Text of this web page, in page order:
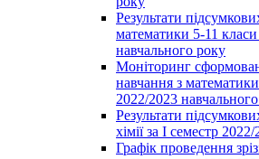
Результати
математики 5-11
навчального року
Моніторинг
навчання з
2022/2023
Результати
хімії за І семестр
Графік проведення